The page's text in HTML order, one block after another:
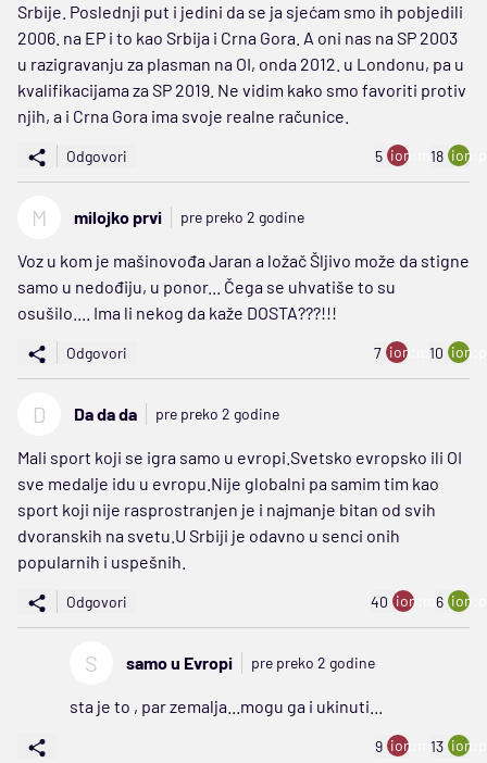
Srbije. Poslednji put i jedini da se ja sjećam smo ih pobjedili
2006. na EP i to kao Srbija i Crna Gora. A oni nas na SP 2003
u razigravanju za plasman na OI, onda 2012. u Londonu, pa u
kvalifikacijama za SP 2019. Ne vidim kako smo favoriti protiv
njih, a i Crna Gora ima svoje realne računice.
Odgovori 5 ion:minus
18
M milojko prvi pre preko 2 godine
Voz u kom je mašinovođa Jaran a ložač Šljivo može da stigne
samo u nedođiju, u ponor... Čega se uhvatiše to su
osušilo.... Ima li nekog da kaže DOSTA???!!!
Odgovori 7 ion:minus
10
D Da da da pre preko 2 godine
Mali sport koji se igra samo u evropi.Svetsko evropsko ili OI
sve medalje idu u evropu.Nije globalni pa samim tim kao
sport koji nije rasprostranjen je i najmanje bitan od svih
dvoranskih na svetu.U Srbiji je odavno u senci onih
popularnih i uspešnih.
Odgovori 40 ion:minus
6
S samo u Evropi pre preko 2 godine
sta je to , par zemalja...mogu ga i ukinuti...
9 ion:minus
13